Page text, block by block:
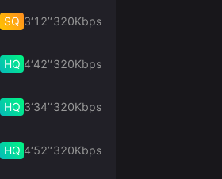
SQ 3‘12’‘320Kbps
HQ 4‘42’‘320Kbps
HQ 3‘34’‘320Kbps
HQ 4‘52’‘320Kbps